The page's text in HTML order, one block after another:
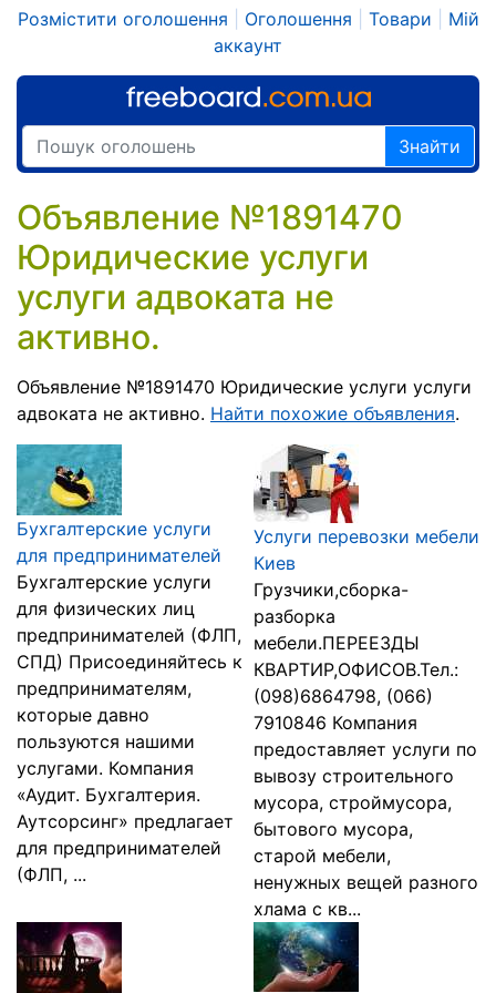
Розмістити оголошення Оголошення Товари
Мій
аккаунт
Знайти
Объявление №1891470
Юридические услуги
услуги адвоката не
активно.
Объявление №1891470 Юридические услуги услуги
адвоката не активно. Найти похожие объявления.
Бухгалтерские услуги
для предпринимателей
Бухгалтерские услуги
для физических лиц
предпринимателей (ФЛП,
СПД) Присоединяйтесь к
предпринимателям,
которые давно
пользуются нашими
услугами. Компания
«Аудит. Бухгалтерия.
Аутсорсинг» предлагает
для предпринимателей
(ФЛП, ...
Услуги перевозки мебели
Киев
Грузчики,сборка-
разборка
мебели.ПЕРЕЕЗДЫ
КВАРТИР,ОФИСОВ.Тел.:
(098)6864798, (066)
7910846 Компания
предоставляет услуги по
вывозу строительного
мусора, строймусора,
бытового мусора,
старой мебели,
ненужных вещей разного
хлама с кв...